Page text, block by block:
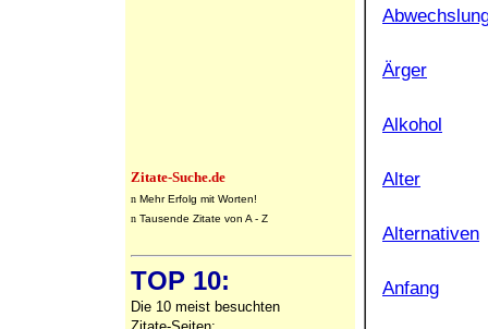
Zitate-Suche.de
n Mehr Erfolg mit Worten!
n Tausende Zitate von A - Z
TOP 10:
Die 10 meist besuchten
Ärger
Alkohol
Alter
Alternativen
Anfang